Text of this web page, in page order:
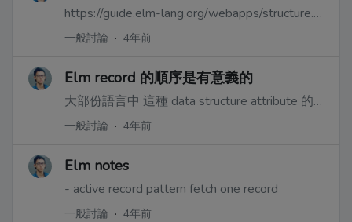
https://guide.elm-lang.org/webapps/structure.html
一般討論 · 4年前
Elm record 的順序是有意義的
大部份語言中 這種 data structure attribute 的順序沒有意義
一般討論 · 4年前
Elm notes
- active record pattern fetch one record
一般討論 · 4年前